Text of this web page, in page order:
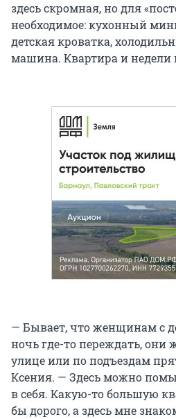
здесь скромная, но для
необходимое: кухонный
детская кроватка,
машина. Квартира и недели
— Бывает, что женщинам с
ночь где-то переждать,
улице или по подъездам
Ксения. — Здесь можно
в себя. Какую-то большую
бы дорого, а здесь мне